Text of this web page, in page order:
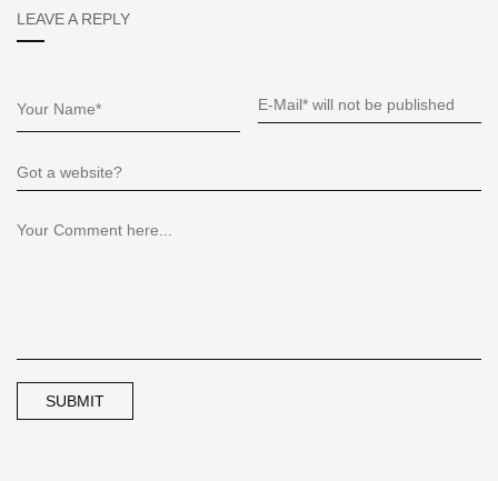
LEAVE A REPLY